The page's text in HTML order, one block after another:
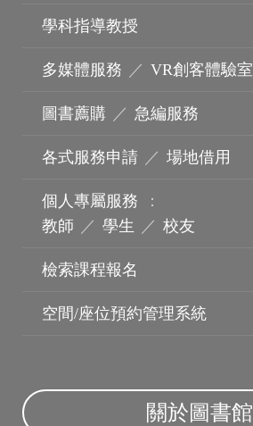
學科指導教授
多媒體服務 ／ VR創客體驗室
圖書薦購 ／ 急編服務
各式服務申請 ／ 場地借用
個人專屬服務
：
教師 ／ 學生 ／ 校友
檢索課程報名
空間/座位預約管理系統
關於圖書館